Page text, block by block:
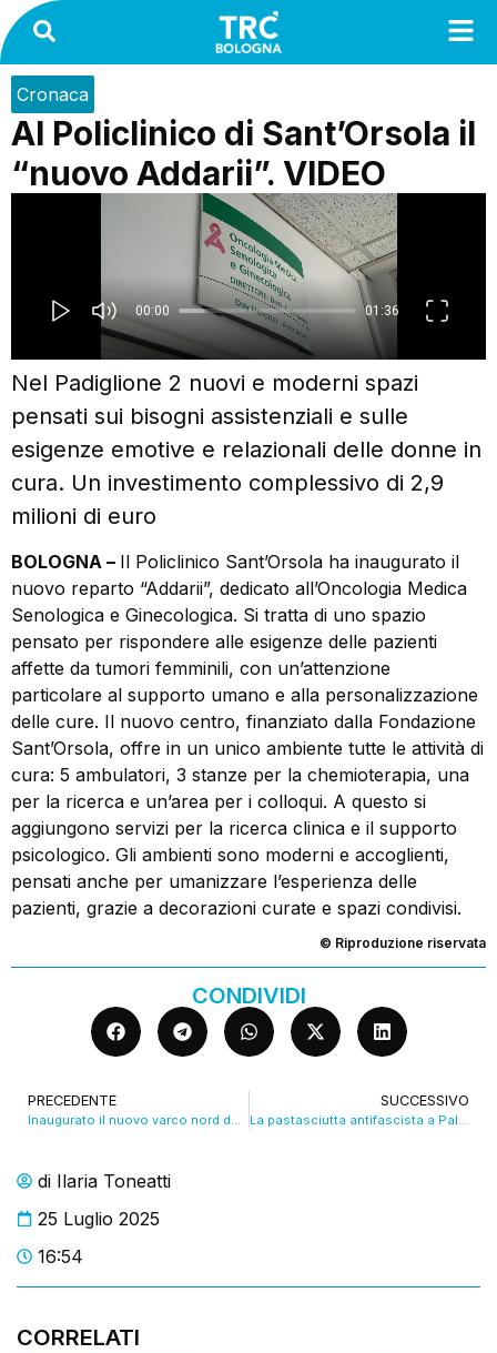
di Ilaria Toneatti
25 Luglio 2025
16:54
CORRELATI
Cronaca
Al Policlinico di Sant’Orsola il
“nuovo Addarii”. VIDEO
Nel Padiglione 2 nuovi e moderni spazi
pensati sui bisogni assistenziali e sulle
esigenze emotive e relazionali delle donne in
cura. Un investimento complessivo di 2,9
milioni di euro
BOLOGNA – Il Policlinico Sant’Orsola ha inaugurato il
nuovo reparto “Addarii”, dedicato all’Oncologia Medica
Senologica e Ginecologica. Si tratta di uno spazio
pensato per rispondere alle esigenze delle pazienti
affette da tumori femminili, con un’attenzione
particolare al supporto umano e alla personalizzazione
delle cure. Il nuovo centro, finanziato dalla Fondazione
Sant’Orsola, offre in un unico ambiente tutte le attività di
cura: 5 ambulatori, 3 stanze per la chemioterapia, una
per la ricerca e un’area per i colloqui. A questo si
aggiungono servizi per la ricerca clinica e il supporto
psicologico. Gli ambienti sono moderni e accoglienti,
pensati anche per umanizzare l’esperienza delle
pazienti, grazie a decorazioni curate e spazi condivisi.
© Riproduzione riservata
CONDIVIDI
PRECEDENTE
Inaugurato il nuovo varco nord dell’Interporto di Bologna. VIDEO
SUCCESSIVO
La pastasciutta antifascista a Palazzo d’Accursio. VIDEO